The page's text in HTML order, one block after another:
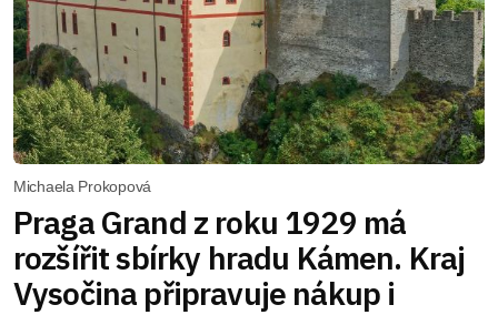
Michaela Prokopová
Praga Grand z roku 1929 má
rozšířit sbírky hradu Kámen. Kraj
Vysočina připravuje nákup i